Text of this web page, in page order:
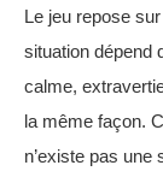
Le jeu repose
situation dépend
calme,
la même façon.
n’existe pas